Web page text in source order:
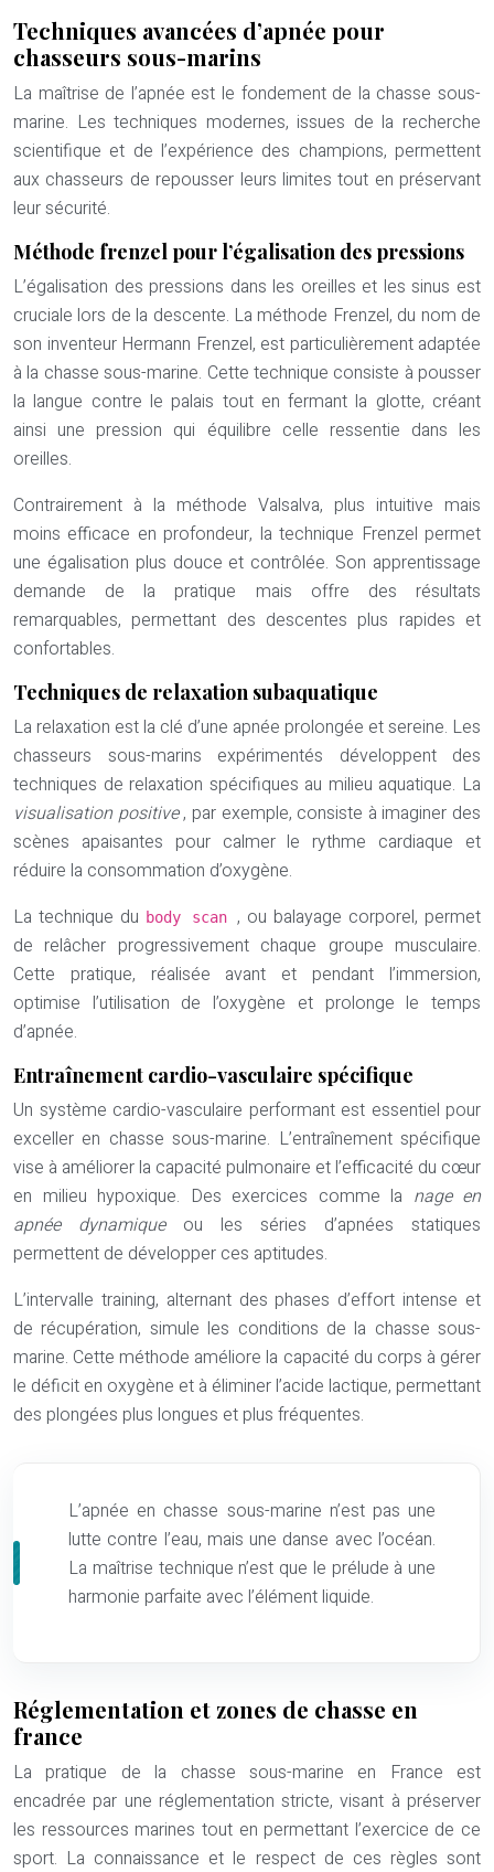
Techniques avancées d’apnée pour
chasseurs sous-marins
La maîtrise de l’apnée est le fondement de la chasse sous-
marine. Les techniques modernes, issues de la recherche
scientifique et de l’expérience des champions, permettent
aux chasseurs de repousser leurs limites tout en préservant
leur sécurité.
Méthode frenzel pour l’égalisation des pressions
L’égalisation des pressions dans les oreilles et les sinus est
cruciale lors de la descente. La méthode Frenzel, du nom de
son inventeur Hermann Frenzel, est particulièrement adaptée
à la chasse sous-marine. Cette technique consiste à pousser
la langue contre le palais tout en fermant la glotte, créant
ainsi une pression qui équilibre celle ressentie dans les
oreilles.
Contrairement à la méthode Valsalva, plus intuitive mais
moins efficace en profondeur, la technique Frenzel permet
une égalisation plus douce et contrôlée. Son apprentissage
demande de la pratique mais offre des résultats
remarquables, permettant des descentes plus rapides et
confortables.
Techniques de relaxation subaquatique
La relaxation est la clé d’une apnée prolongée et sereine. Les
chasseurs sous-marins expérimentés développent des
techniques de relaxation spécifiques au milieu aquatique. La
visualisation positive, par exemple, consiste à imaginer des
scènes apaisantes pour calmer le rythme cardiaque et
réduire la consommation d’oxygène.
La technique du body scan , ou balayage corporel, permet
de relâcher progressivement chaque groupe musculaire.
Cette pratique, réalisée avant et pendant l’immersion,
optimise l’utilisation de l’oxygène et prolonge le temps
d’apnée.
Entraînement cardio-vasculaire spécifique
Un système cardio-vasculaire performant est essentiel pour
exceller en chasse sous-marine. L’entraînement spécifique
vise à améliorer la capacité pulmonaire et l’efficacité du cœur
en milieu hypoxique. Des exercices comme la nage en
apnée dynamique ou les séries d’apnées statiques
permettent de développer ces aptitudes.
L’intervalle training, alternant des phases d’effort intense et
de récupération, simule les conditions de la chasse sous-
marine. Cette méthode améliore la capacité du corps à gérer
le déficit en oxygène et à éliminer l’acide lactique, permettant
des plongées plus longues et plus fréquentes.
L’apnée en chasse sous-marine n’est pas une
lutte contre l’eau, mais une danse avec l’océan.
La maîtrise technique n’est que le prélude à une
harmonie parfaite avec l’élément liquide.
Réglementation et zones de chasse en
france
La pratique de la chasse sous-marine en France est
encadrée par une réglementation stricte, visant à préserver
les ressources marines tout en permettant l’exercice de ce
sport. La connaissance et le respect de ces règles sont